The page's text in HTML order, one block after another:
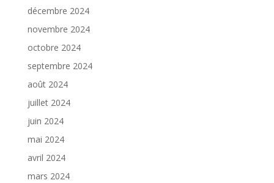
décembre 2024
novembre 2024
octobre 2024
septembre 2024
août 2024
juillet 2024
juin 2024
mai 2024
avril 2024
mars 2024